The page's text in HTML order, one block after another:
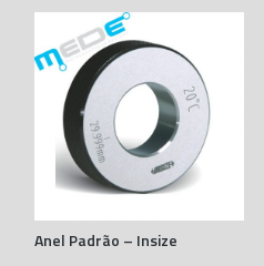
Anel Padrão – Insize